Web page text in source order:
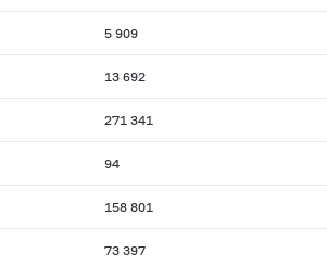
5 909
13 692
271 341
94
158 801
73 397